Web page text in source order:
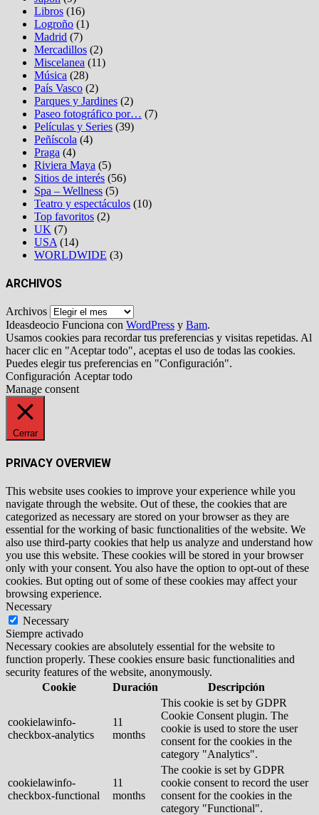
Libros (16)
Logroño (1)
Madrid (7)
Mercadillos (2)
Miscelanea (11)
Música (28)
País Vasco (2)
Parques y Jardines (2)
Paseo fotográfico por… (7)
Películas y Series (39)
Peñíscola (4)
Praga (4)
Riviera Maya (5)
Sitios de interés (56)
Spa – Wellness (5)
Teatro y espectáculos (10)
Top favoritos (2)
UK (7)
USA (14)
WORLDWIDE (3)
ARCHIVOS
Archivos
Ideasdeocio Funciona con WordPress y Bam.
Usamos cookies para recordar tus preferencias y visitas repetidas. Al
hacer clic en "Aceptar todo", aceptas el uso de todas las cookies.
Puedes elegir tus preferencias en "Configuración".
Configuración Aceptar todo
Manage consent
Cerrar
PRIVACY OVERVIEW
This website uses cookies to improve your experience while you
navigate through the website. Out of these, the cookies that are
categorized as necessary are stored on your browser as they are
essential for the working of basic functionalities of the website. We
also use third-party cookies that help us analyze and understand how
you use this website. These cookies will be stored in your browser
only with your consent. You also have the option to opt-out of these
cookies. But opting out of some of these cookies may affect your
browsing experience.
Necessary
Necessary
Siempre activado
Necessary cookies are absolutely essential for the website to
function properly. These cookies ensure basic functionalities and
security features of the website, anonymously.
Cookie
Duración Descripción
cookielawinfo-
checkbox-analytics
11
months
This cookie is set by GDPR
Cookie Consent plugin. The
cookie is used to store the user
consent for the cookies in the
category "Analytics".
cookielawinfo-
checkbox-functional
11
months
The cookie is set by GDPR
cookie consent to record the user
consent for the cookies in the
category "Functional".